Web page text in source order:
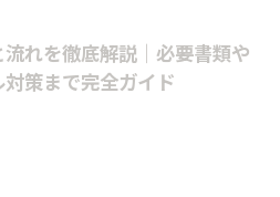
れを徹底解説｜必要書類や
策まで完全ガイド